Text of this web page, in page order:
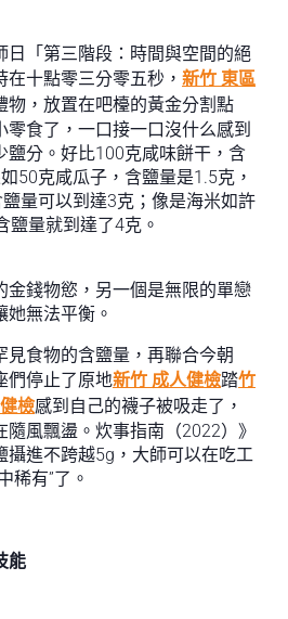
「第三階段：時間與空間的絕
十點零三分零五秒， 新竹 東區
物，放置在吧檯的黃金分割點
零食了，一口接一口沒什么感到
鹽分。好比100克咸味餅干，含
50克咸瓜子，含鹽量是1.5克，
量可以到達3克；像是海米如許
鹽量就到達了4克。
金錢物慾，另一個是無限的單戀
無法平衡。
食物的含鹽量，再聯合今朝
們停止了原地新竹 成人健檢踏竹
檢感到自己的襪子被吸走了，
風飄盪。炊事指南（2022）》
攝進不跨越5g，大師可以在吃工
稀有”了。
能